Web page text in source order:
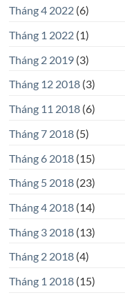
Tháng 4 2022(6)
Tháng 1 2022(1)
Tháng 2 2019(3)
Tháng 12 2018(3)
Tháng 11 2018(6)
Tháng 7 2018(5)
Tháng 6 2018(15)
Tháng 5 2018(23)
Tháng 4 2018(14)
Tháng 3 2018(13)
Tháng 2 2018(4)
Tháng 1 2018(15)